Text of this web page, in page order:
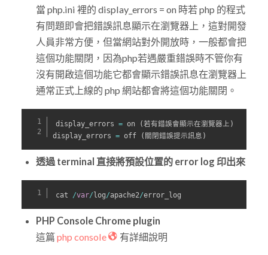
當 php.ini 裡的 display_errors = on 時若 php 的程式
有問題即會把錯誤訊息顯示在瀏覽器上，這對開發
人員非常方便，但當網站對外開放時，一般都會把
這個功能關閉，因為php若遇嚴重錯誤時不管你有
沒有開啟這個功能它都會顯示錯誤訊息在瀏覽器上
通常正式上線的 php 網站都會將這個功能關閉。
display_errors = on (若有錯誤會顯示在瀏覽器上 )
display_errors = off ( 關閉錯誤提示訊息 )
透過 terminal 直接將預設位置的 error log 印出來
cat /var/log/apache2/error_log
PHP Console Chrome plugin
這篇php console 有詳細說明